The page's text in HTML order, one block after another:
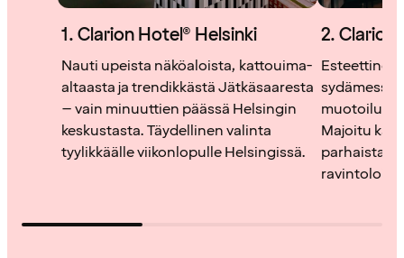
1. Clarion Hotel® Helsinki
Nauti upeista näköaloista, kattouima-
altaasta ja trendikkästä Jätkäsaaresta
– vain minuuttien päässä Helsingin
keskustasta. Täydellinen valinta
tyylikkäälle viikonlopulle Helsingissä.
2. Clarion
Esteettinen
muotoilu ja
Majoitu
parhaista